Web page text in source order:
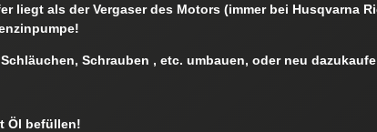
liegt als der Vergaser des Motors (immer bei Husqvarna
Schrauben , etc. umbauen, oder neu
Öl befüllen!